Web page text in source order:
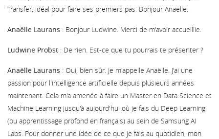
Transfer, idéal pour faire ses premiers pas. Bonjour Anaëlle.
Anaëlle Laurans : Bonjour Ludwine. Merci de m'avoir accueillie.
Ludwine Probst : De rien. Est-ce que tu pourrais te présenter ?
Anaëlle Laurans : Oui, bien sûr. Je m'appelle Anaëlle. J'ai une
passion pour l'intelligence artificielle depuis plusieurs années
maintenant. Cela m'a amenée à faire un Master en Data Science et
Machine Learning jusqu'à aujourd'hui où je fais du Deep Learning
(ou apprentissage profond en français) au sein de Samsung AI
Labs. Pour donner une idée de ce que je fais au quotidien, mon